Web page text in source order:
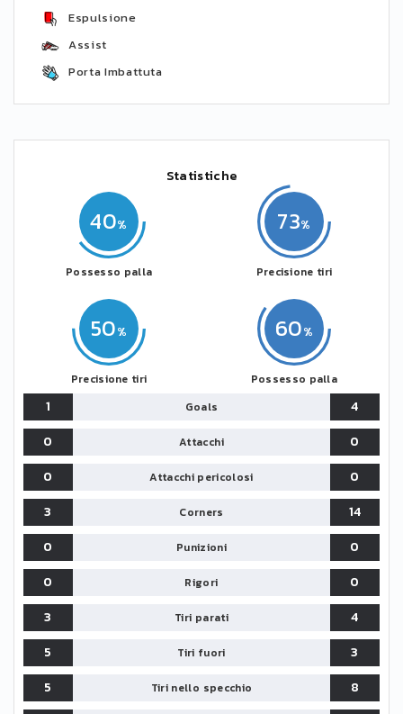
Espulsione
Assist
Porta Imbattuta
Statistiche
40
Possesso palla
50
Precisione tiri
60
Possesso palla
73
Precisione tiri
1 Goals
4
0
Attacchi
0
0
Attacchi pericolosi
0
3
Corners
14
0
Punizioni
0
0
Rigori
0
3
Tiri parati
4
5
Tiri fuori
3
5
Tiri nello specchio
8